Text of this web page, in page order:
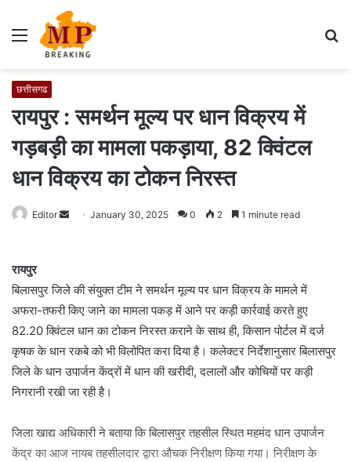
Menu
छत्तीसगढ
रायपुर : समर्थन मूल्य पर धान विक्रय में
गड़बड़ी का मामला पकड़ाया, 82 क्विंटल
धान विक्रय का टोकन निरस्त
Editor
a
n
e
m
a
January 30, 2025 0 2 1 minute read
रायपुर
बिलासपुर जिले की संयुक्त टीम ने समर्थन मूल्य पर धान विक्रय के मामले में
अफरा-तफरी किए जाने का मामला पकड़ में आने पर कड़ी कार्रवाई करते हुए
82.20 क्विंटल धान का टोकन निरस्त कराने के साथ ही, किसान पोर्टल में दर्ज
कृषक के धान रकबे को भी विलोपित करा दिया है। कलेक्टर निर्देशानुसार बिलासपुर
जिले के धान उपार्जन केंद्रों में धान की खरीदी, दलालों और कोचियों पर कड़ी
निगरानी रखी जा रही है।
जिला खाद्य अधिकारी ने बताया कि बिलासपुर तहसील स्थित महमंद धान उपार्जन
केंद्र का आज नायब तहसीलदार द्वारा औचक निरीक्षण किया गया। निरीक्षण के